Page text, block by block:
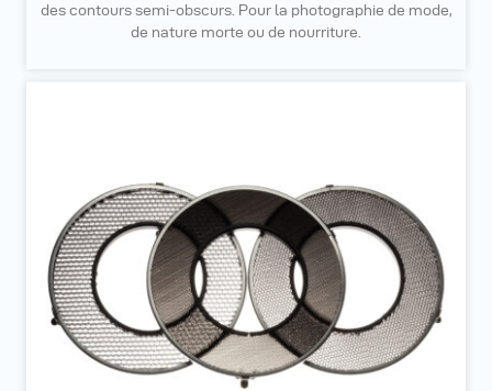
des contours semi-obscurs. Pour la photographie de mode,
de nature morte ou de nourriture.